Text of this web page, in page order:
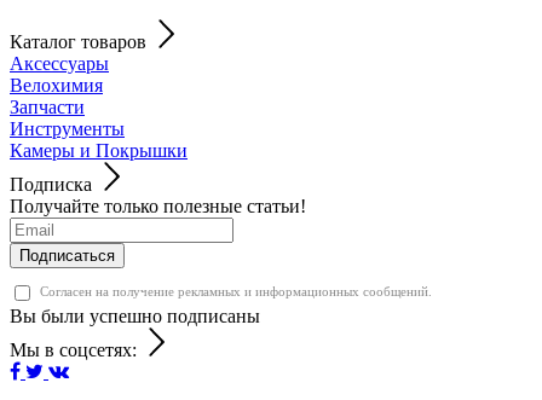
Каталог товаров
Аксессуары
Велохимия
Запчасти
Инструменты
Камеры и Покрышки
Подписка
Получайте только полезные статьи!
Подписаться
Согласен на получение рекламных и информационных сообщений.
Вы были успешно подписаны
Мы в соцсетях: